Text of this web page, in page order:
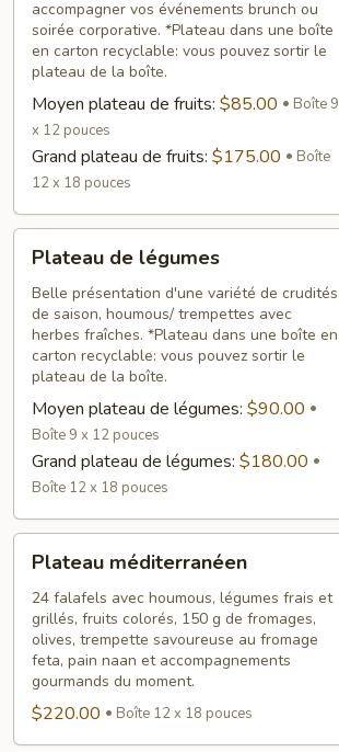
accompagner vos événements brunch ou
soirée corporative. *Plateau dans une boîte
en carton recyclable: vous pouvez sortir le
plateau de la boîte.
Moyen plateau de fruits: $85.00
Boîte 9
x 12 pouces
Grand plateau de fruits: $175.00
Boîte
12 x 18 pouces
légumes
Plateau de légumes
Belle présentation d'une variété de crudités
de saison, houmous/ trempettes avec
herbes fraîches. *Plateau dans une boîte en
carton recyclable: vous pouvez sortir le
plateau de la boîte.
Moyen plateau de légumes: $90.00
Boîte 9 x 12 pouces
Grand plateau de légumes: $180.00
Boîte 12 x 18 pouces
méditerranéen
Plateau méditerranéen
24 falafels avec houmous, légumes frais et
grillés, fruits colorés, 150 g de fromages,
olives, trempette savoureuse au fromage
feta, pain naan et accompagnements
gourmands du moment.
$220.00 Boîte 12 x 18 pouces